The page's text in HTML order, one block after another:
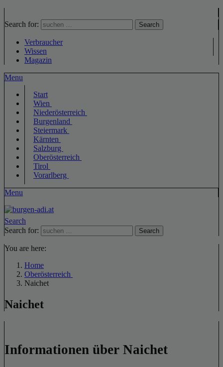
Search for: Search
Verbraucher
Wissen
Magazin
Menu
Start
Wien
Niederösterreich
Burgenland
Steiermark
Kärnten
Salzburg
Oberösterreich
Tirol
Vorarlberg
Menu
Search
Search for:
Search
You are here:
Home
Oberösterreich
Naichet
Naichet
Informationen über Naichet